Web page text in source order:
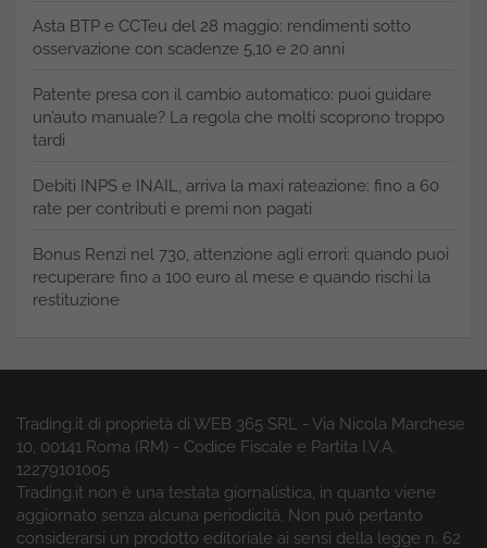
Asta BTP e CCTeu del 28 maggio: rendimenti sotto
osservazione con scadenze 5,10 e 20 anni
Patente presa con il cambio automatico: puoi guidare
un’auto manuale? La regola che molti scoprono troppo
tardi
Debiti INPS e INAIL, arriva la maxi rateazione: fino a 60
rate per contributi e premi non pagati
Bonus Renzi nel 730, attenzione agli errori: quando puoi
recuperare fino a 100 euro al mese e quando rischi la
restituzione
Trading.it di proprietà di WEB 365 SRL - Via Nicola Marchese
10, 00141 Roma (RM) - Codice Fiscale e Partita I.V.A.
12279101005
Trading.it non è una testata giornalistica, in quanto viene
aggiornato senza alcuna periodicità. Non può pertanto
considerarsi un prodotto editoriale ai sensi della legge n. 62